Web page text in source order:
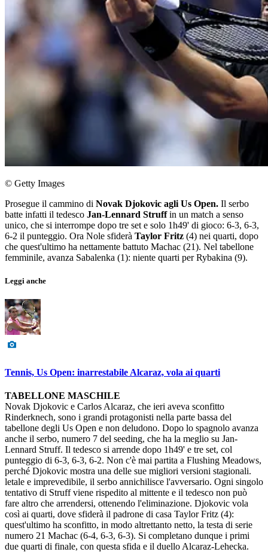
© Getty Images
Prosegue il cammino di Novak Djokovic agli Us Open. Il serbo
batte infatti il tedesco Jan-Lennard Struffin un match a senso
unico, che si interrompe dopo tre set e solo 1h49' di gioco: 6-3, 6-3,
6-2 il punteggio. Ora Nole sfiderà Taylor Fritz (4) nei quarti, dopo
che quest'ultimo ha nettamente battuto Machac (21). Nel tabellone
femminile, avanza Sabalenka (1): niente quarti per Rybakina (9).
Leggi anche
Tennis, Us Open: inarrestabile Alcaraz, vola ai quarti
TABELLONE MASCHILE
Novak Djokovic e Carlos Alcaraz, che ieri aveva sconfitto
Rinderknech, sono i grandi protagonisti nella parte bassa del
tabellone degli Us Open e non deludono. Dopo lo spagnolo avanza
anche il serbo, numero 7 del seeding, che ha la meglio su Jan-
Lennard Struff. Il tedesco si arrende dopo 1h49' e tre set, col
punteggio di 6-3, 6-3, 6-2. Non c'è mai partita a Flushing Meadows,
perché Djokovic mostra una delle sue migliori versioni stagionali.
letale e imprevedibile, il serbo annichilisce l'avversario. Ogni singolo
tentativo di Struff viene rispedito al mittente e il tedesco non può
fare altro che arrendersi, ottenendo l'eliminazione. Djokovic vola
così ai quarti, dove sfiderà il padrone di casa Taylor Fritz (4):
quest'ultimo ha sconfitto, in modo altrettanto netto, la testa di serie
numero 21 Machac (6-4, 6-3, 6-3). Si completano dunque i primi
due quarti di finale, con questa sfida e il duello Alcaraz-Lehecka.